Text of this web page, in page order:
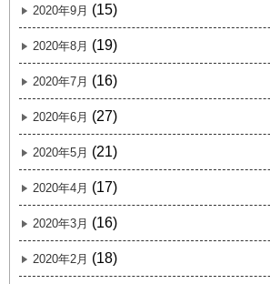
2020年9月 (15)
2020年8月 (19)
2020年7月 (16)
2020年6月 (27)
2020年5月 (21)
2020年4月 (17)
2020年3月 (16)
2020年2月 (18)